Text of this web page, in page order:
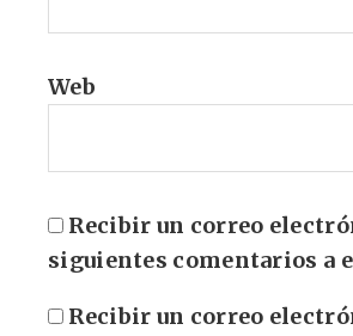
Web
Recibir un correo
siguientes comentarios a
Recibir un correo